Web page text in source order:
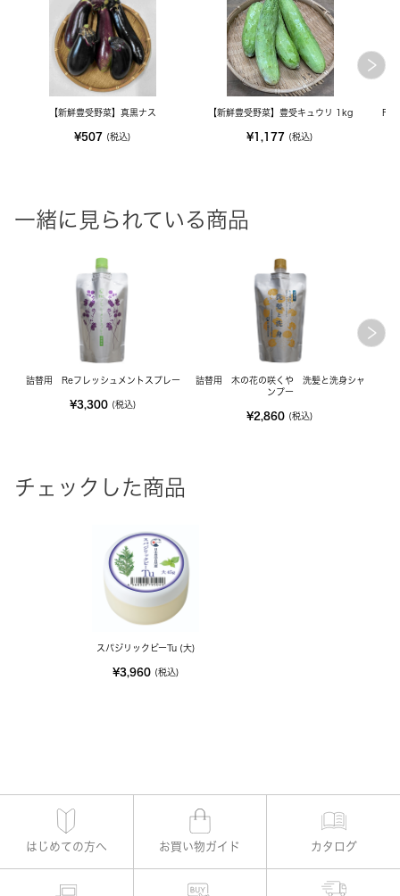
【新鮮豊受野菜】真黒ナス
¥507 (税込)
【新鮮豊受野菜】豊受キュウリ 1kg
¥1,177 (税込)
一緒に見られている商品
詰替用 Reフレッシュメントスプレー
¥3,300 (税込)
詰替用 木の花の咲くや 洗髪と洗身シャ
ンプー
¥2,860 (税込)
チェックした商品
スパジリックビーTu (大)
¥3,960 (税込)
はじめての方へ お買い物ガイド カタログ